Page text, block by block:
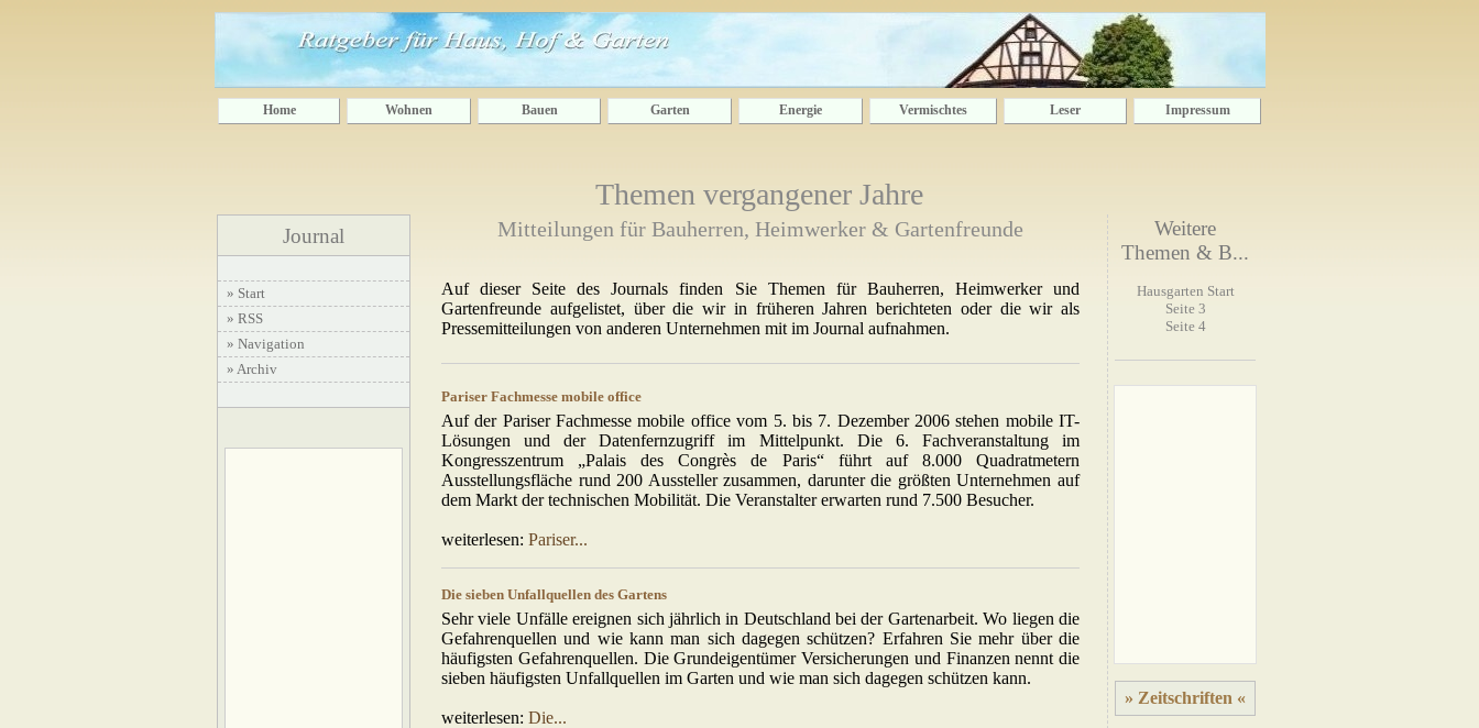
Home Wohnen Bauen Garten Energie Vermischtes Leser Impressum
Themen vergangener Jahre
Journal
» Start
» RSS
» Navigation
» Archiv
Mitteilungen für Bauherren, Heimwerker & Gartenfreunde
Auf dieser Seite des Journals finden Sie Themen für Bauherren, Heimwerker und
Gartenfreunde aufgelistet, über die wir in früheren Jahren berichteten oder die wir als
Pressemitteilungen von anderen Unternehmen mit im Journal aufnahmen.
Pariser Fachmesse mobile office
Auf der Pariser Fachmesse mobile office vom 5. bis 7. Dezember 2006 stehen mobile IT-
Lösungen und der Datenfernzugriff im Mittelpunkt. Die 6. Fachveranstaltung im
Kongresszentrum „Palais des Congrès de Paris“ führt auf 8.000 Quadratmetern
Ausstellungsfläche rund 200 Aussteller zusammen, darunter die größten Unternehmen auf
dem Markt der technischen Mobilität. Die Veranstalter erwarten rund 7.500 Besucher.
weiterlesen: Pariser...
Die sieben Unfallquellen des Gartens
Sehr viele Unfälle ereignen sich jährlich in Deutschland bei der Gartenarbeit. Wo liegen die
Gefahrenquellen und wie kann man sich dagegen schützen? Erfahren Sie mehr über die
häufigsten Gefahrenquellen. Die Grundeigentümer Versicherungen und Finanzen nennt die
sieben häufigsten Unfallquellen im Garten und wie man sich dagegen schützen kann.
weiterlesen: Die...
Weitere
Themen & B...
Hausgarten Start
Seite 3
Seite 4
» Zeitschriften «